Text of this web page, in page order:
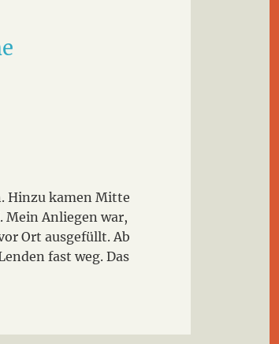
Hinzu kamen Mitte
Mein Anliegen war,
Ort ausgefüllt. Ab
fast weg. Das